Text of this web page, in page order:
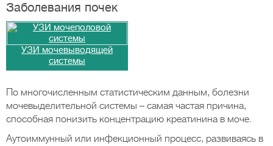
Заболевания почек
УЗИ мочевыводящей
системы
По многочисленным статистическим данным, болезни
мочевыделительной системы – самая частая причина,
способная понизить концентрацию креатинина в моче.
Аутоиммунный или инфекционный процесс, развиваясь в